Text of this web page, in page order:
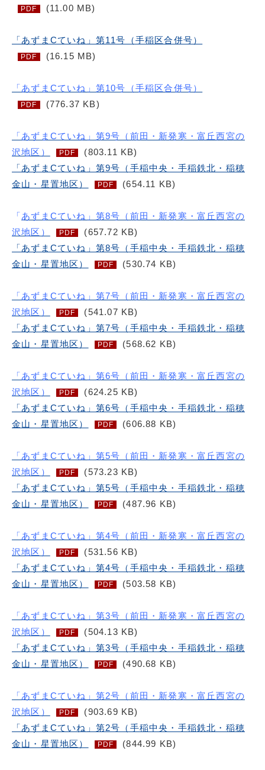
PDF (11.00 MB)
「あずまCていね」第11号（手稲区合併号）
PDF (16.15 MB)
「あずまCていね」第10号（手稲区合併号）
PDF (776.37 KB)
「あずまCていね」第9号（前田・新発寒・富丘西宮の
沢地区）
PDF
(803.11 KB)
「あずまCていね」第9号（手稲中央・手稲鉄北・稲穂
金山・星置地区）
PDF (654.11 KB)
「あずまCていね」第8号（前田・新発寒・富丘西宮の
沢地区）
PDF
(657.72 KB)
「あずまCていね」第8号（手稲中央・手稲鉄北・稲穂
金山・星置地区）
PDF (530.74 KB)
「あずまCていね」第7号（前田・新発寒・富丘西宮の
沢地区）
PDF
(541.07 KB)
「あずまCていね」第7号（手稲中央・手稲鉄北・稲穂
金山・星置地区）
PDF (568.62 KB)
「あずまCていね」第6号（前田・新発寒・富丘西宮の
沢地区）
PDF
(624.25 KB)
「あずまCていね」第6号（手稲中央・手稲鉄北・稲穂
金山・星置地区）
PDF (606.88 KB)
「あずまCていね」第5号（前田・新発寒・富丘西宮の
沢地区）
PDF
(573.23 KB)
「あずまCていね」第5号（手稲中央・手稲鉄北・稲穂
金山・星置地区）
PDF (487.96 KB)
「あずまCていね」第4号（前田・新発寒・富丘西宮の
沢地区）
PDF
(531.56 KB)
「あずまCていね」第4号（手稲中央・手稲鉄北・稲穂
金山・星置地区）
PDF (503.58 KB)
「あずまCていね」第3号（前田・新発寒・富丘西宮の
沢地区）
PDF
(504.13 KB)
「あずまCていね」第3号（手稲中央・手稲鉄北・稲穂
金山・星置地区）
PDF (490.68 KB)
「あずまCていね」第2号（前田・新発寒・富丘西宮の
沢地区）
PDF
(903.69 KB)
「あずまCていね」第2号（手稲中央・手稲鉄北・稲穂
金山・星置地区）
PDF (844.99 KB)